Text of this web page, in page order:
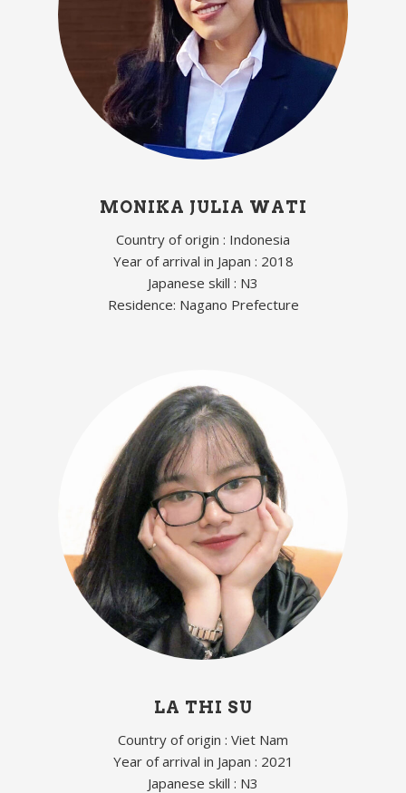
MONIKA JULIA WATI
Country of origin : Indonesia
Year of arrival in Japan : 2018
Japanese skill : N3
Residence: Nagano Prefecture
LA THI SU
Country of origin : Viet Nam
Year of arrival in Japan : 2021
Japanese skill : N3